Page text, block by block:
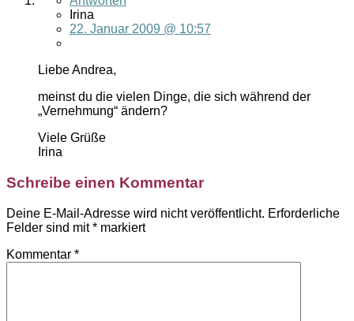
Irina
22. Januar 2009 @ 10:57
Liebe Andrea,
meinst du die vielen Dinge, die sich während der
„Vernehmung“ ändern?
Viele Grüße
Irina
Schreibe einen Kommentar
Deine E-Mail-Adresse wird nicht veröffentlicht. Erforderliche
Felder sind mit* markiert
Kommentar *